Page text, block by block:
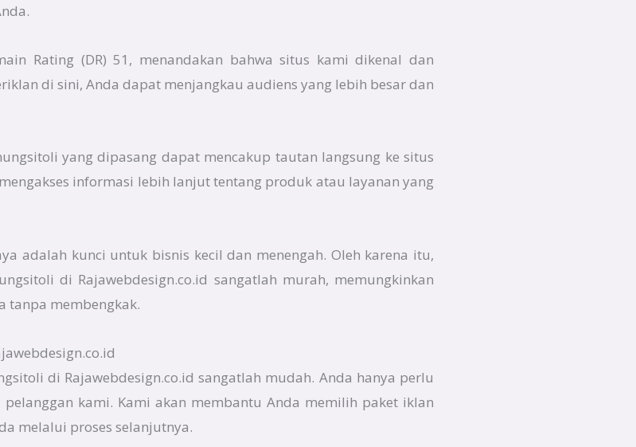
Rating (DR) 51, menandakan bahwa situs kami dikenal dan
di sini, Anda dapat menjangkau audiens yang lebih besar dan
yang dipasang dapat mencakup tautan langsung ke situs
informasi lebih lanjut tentang produk atau layanan yang
adalah kunci untuk bisnis kecil dan menengah. Oleh karena itu,
di Rajawebdesign.co.id sangatlah murah, memungkinkan
tanpa membengkak.
di Rajawebdesign.co.id sangatlah mudah. Anda hanya perlu
kami. Kami akan membantu Anda memilih paket iklan
melalui proses selanjutnya.